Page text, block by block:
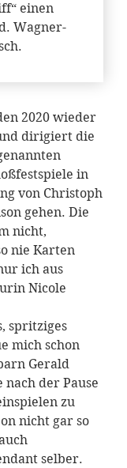
einen
Wagner-
2020 wieder
dirigiert die
in
von Christoph
gehen. Die
nicht,
nie Karten
ich aus
Nicole
spritziges
mich schon
Gerald
nach der Pause
zu
nicht gar so
selber.